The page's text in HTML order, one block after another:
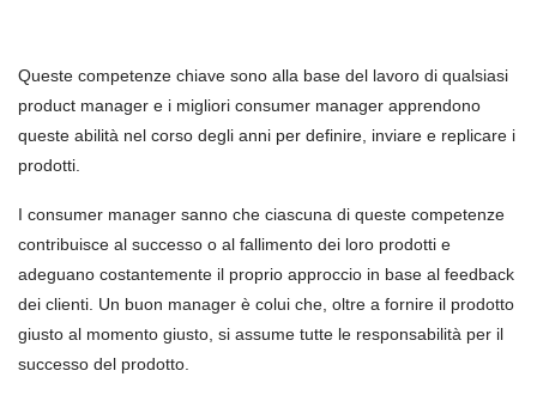
Queste competenze chiave sono alla base del lavoro di qualsiasi
product manager e i migliori consumer manager apprendono
queste abilità nel corso degli anni per definire, inviare e replicare i
prodotti.
I consumer manager sanno che ciascuna di queste competenze
contribuisce al successo o al fallimento dei loro prodotti e
adeguano costantemente il proprio approccio in base al feedback
dei clienti. Un buon manager è colui che, oltre a fornire il prodotto
giusto al momento giusto, si assume tutte le responsabilità per il
successo del prodotto.